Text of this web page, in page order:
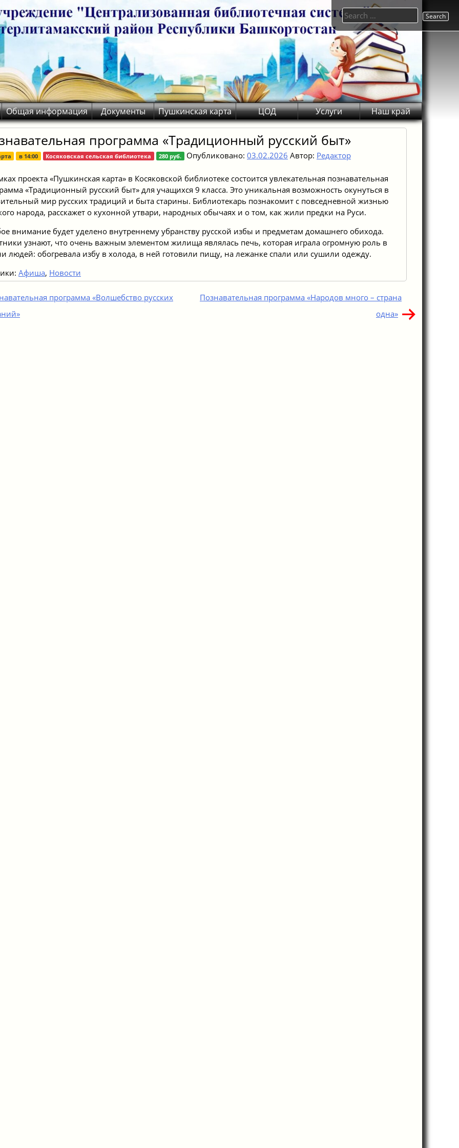
Общая информация Документы Пушкинская карта ЦОД Услуги Наш край
Search
for:
программа «Традиционный русский быт»
в14:00 Косяковская сельская библиотека 280 руб. Опубликовано: 03.02.2026 Автор: Редактор
проекта «Пушкинская карта» в Косяковской библиотеке состоится увлекательная познавательная
«Традиционный русский быт» для учащихся 9 класса. Это уникальная возможность окунуться в
мир русских традиций и быта старины. Библиотекарь познакомит с повседневной жизнью
народа, расскажет о кухонной утвари, народных обычаях и о том, как жили предки на Руси.
внимание будет уделено внутреннему убранству русской избы и предметам домашнего обихода.
узнают, что очень важным элементом жилища являлась печь, которая играла огромную роль в
людей: обогревала избу в холода, в ней готовили пищу, на лежанке спали или сушили одежду.
Афиша, Новости
программа «Волшебство русских
Познавательная программа «Народов много – страна
одна»